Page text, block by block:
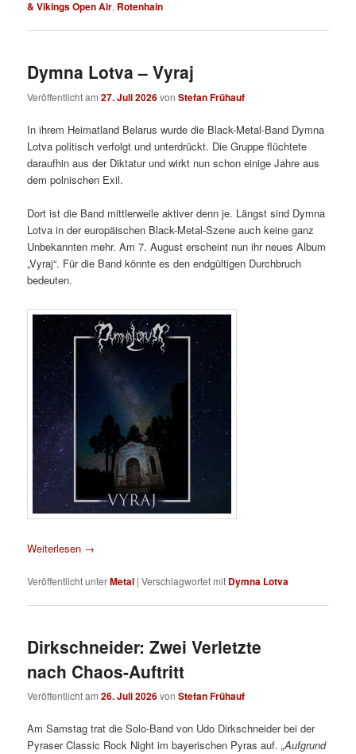
& Vikings Open Air, Rotenhain
Dymna Lotva – Vyraj
Veröffentlicht am27. Juli 2026vonStefan Frühauf
In ihrem Heimatland Belarus wurde die Black-Metal-Band Dymna
Lotva politisch verfolgt und unterdrückt. Die Gruppe flüchtete
daraufhin aus der Diktatur und wirkt nun schon einige Jahre aus
dem polnischen Exil.
Dort ist die Band mittlerweile aktiver denn je. Längst sind Dymna
Lotva in der europäischen Black-Metal-Szene auch keine ganz
Unbekannten mehr. Am 7. August erscheint nun ihr neues Album
„Vyraj“. Für die Band könnte es den endgültigen Durchbruch
bedeuten.
Weiterlesen →
Veröffentlicht unterMetal |Verschlagwortet mit Dymna Lotva
Dirkschneider: Zwei Verletzte
nach Chaos-Auftritt
Veröffentlicht am26. Juli 2026vonStefan Frühauf
Am Samstag trat die Solo-Band von Udo Dirkschneider bei der
Pyraser Classic Rock Night im bayerischen Pyras auf.„Aufgrund